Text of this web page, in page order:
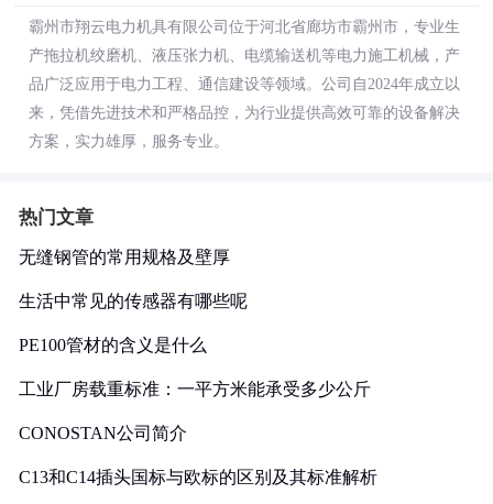
霸州市翔云电力机具有限公司位于河北省廊坊市霸州市，专业生
产拖拉机绞磨机、液压张力机、电缆输送机等电力施工机械，产
品广泛应用于电力工程、通信建设等领域。公司自2024年成立以
来，凭借先进技术和严格品控，为行业提供高效可靠的设备解决
方案，实力雄厚，服务专业。
热门文章
无缝钢管的常用规格及壁厚
生活中常见的传感器有哪些呢
PE100管材的含义是什么
工业厂房载重标准：一平方米能承受多少公斤
CONOSTAN公司简介
C13和C14插头国标与欧标的区别及其标准解析